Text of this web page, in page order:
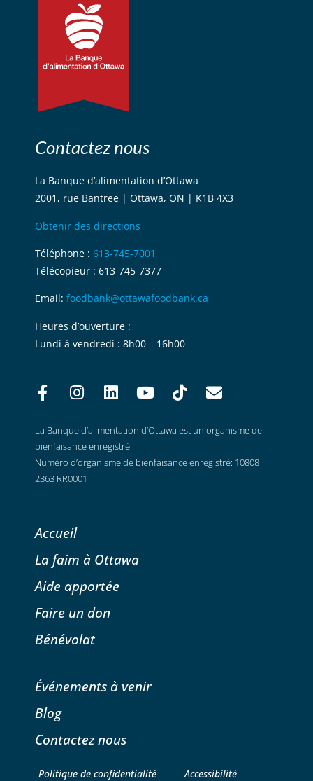
Contactez nous
La Banque d’alimentation d’Ottawa
2001, rue Bantree | Ottawa, ON | K1B 4X3
Obtenir des directions
Téléphone : 613-745-7001
Télécopieur : 613-745-7377
Email: foodbank@ottawafoodbank.ca
Heures d’ouverture :
Lundi à vendredi : 8h00 – 16h00
La Banque d’alimentation d’Ottawa est un organisme de
bienfaisance enregistré.
Numéro d’organisme de bienfaisance enregistré: 10808
2363 RR0001
Accueil
La faim à Ottawa
Aide apportée
Faire un don
Bénévolat
Événements à venir
Blog
Contactez nous
Politique de confidentialité Accessibilité